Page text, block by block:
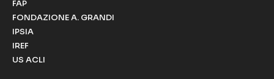
FAP
FONDAZIONE A. GRANDI
IPSIA
IREF
US ACLI